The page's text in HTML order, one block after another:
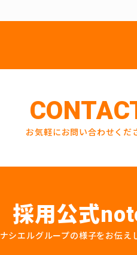
お気軽にお問い合わせくだ
採用公式
ナシエルグループの様子をお伝え